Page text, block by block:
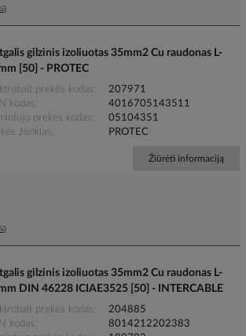
gilzinis izoliuotas 35mm2 Cu raudonas L-
[50] - PROTEC
prekės kodas
207971
kodas
4016705143511
prekės kodas
05104351
ženklas
PROTEC
Žiūrėti informaciją
gilzinis izoliuotas 35mm2 Cu raudonas L-
DIN 46228 ICIAE3525 [50] - INTERCABLE
prekės kodas
204885
kodas
8014212202383